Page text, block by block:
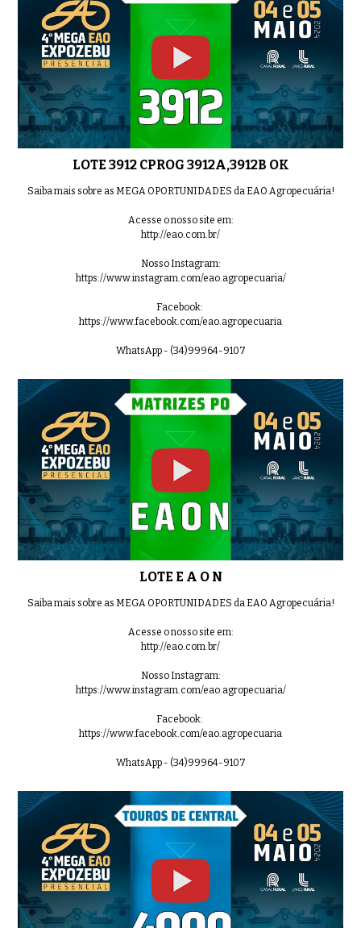
LOTE 3912 CPROG 3912A,3912B OK
Saiba mais sobre as MEGA OPORTUNIDADES da EAO Agropecuária!
Acesse o nosso site em:
http://eao.com.br/
Nosso Instagram:
https://www.instagram.com/eao.agropecuaria/
Facebook:
https://www.facebook.com/eao.agropecuaria
WhatsApp - (34)99964-9107
LOTE E A O N
Saiba mais sobre as MEGA OPORTUNIDADES da EAO Agropecuária!
Acesse o nosso site em:
http://eao.com.br/
Nosso Instagram:
https://www.instagram.com/eao.agropecuaria/
Facebook:
https://www.facebook.com/eao.agropecuaria
WhatsApp - (34)99964-9107